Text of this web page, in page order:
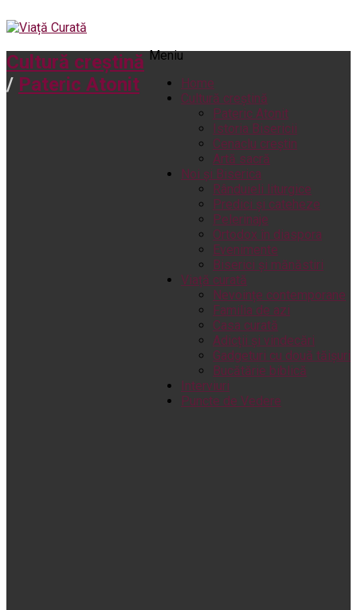
Meniu
Home
Cultură creștină
Pateric Atonit
Istoria Bisericii
Cenaclu creștin
Artă sacră
Noi și Biserica
Rânduieli liturgice
Predici și cateheze
Pelerinaje
Ortodox în diaspora
Evenimente
Biserici și mănăstiri
Viață curată
Nevoințe contemporane
Familia de azi
Casa curată
Adicții și vindecări
Gadgeturi cu două tăișuri
Bucătărie biblică
Interviuri
Puncte de Vedere
Cultură creștină
/ Pateric Atonit